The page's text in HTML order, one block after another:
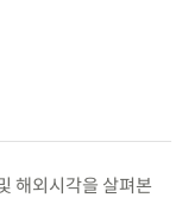
해외시각을 살펴본